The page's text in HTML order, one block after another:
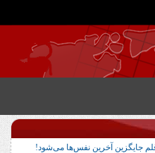
جایگزین آخرین نفس‌ها می‌شود!